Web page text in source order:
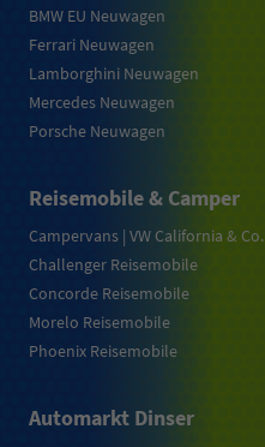
BMW EU Neuwagen
Ferrari Neuwagen
Lamborghini Neuwagen
Mercedes Neuwagen
Porsche Neuwagen
Reisemobile & Camper
Campervans | VW California & Co.
Challenger Reisemobile
Concorde Reisemobile
Morelo Reisemobile
Phoenix Reisemobile
Automarkt Dinser